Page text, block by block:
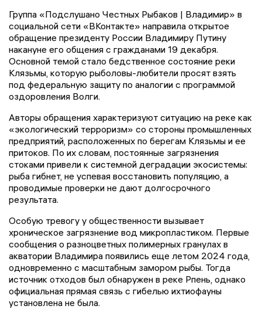
Группа «Подслушано Честных Рыбаков | Владимир» в
социальной сети «ВКонтакте» направила открытое
обращение президенту России Владимиру Путину
накануне его общения с гражданами 19 декабря.
Основной темой стало бедственное состояние реки
Клязьмы, которую рыболовы-любители просят взять
под федеральную защиту по аналогии с программой
оздоровления Волги.
Авторы обращения характеризуют ситуацию на реке как
«экологический терроризм» со стороны промышленных
предприятий, расположенных по берегам Клязьмы и ее
притоков. По их словам, постоянные загрязнения
стоками привели к системной деградации экосистемы:
рыба гибнет, не успевая восстановить популяцию, а
проводимые проверки не дают долгосрочного
результата.
Особую тревогу у общественности вызывает
хроническое загрязнение вод микропластиком. Первые
сообщения о разноцветных полимерных гранулах в
акватории Владимира появились еще летом 2024 года,
одновременно с масштабным замором рыбы. Тогда
источник отходов был обнаружен в реке Рпень, однако
официальная прямая связь с гибелью ихтиофауны
установлена не была.